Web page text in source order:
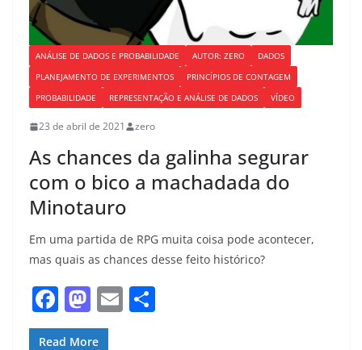
ANÁLISE DE DADOS E PROBABILIDADE AUTOR: ZERO
DADOS
PLANEJAMENTO DE EXPERIMENTOS
PRINCÍPIOS DE CONTAGEM
PROBABILIDADE
REPRESENTAÇÃO E ANÁLISE DE DADOS VÍDEO
23 de abril de 2021 zero
As chances da galinha segurar
com o bico a machadada do
Minotauro
Em uma partida de RPG muita coisa pode acontecer,
mas quais as chances desse feito histórico?
F
a
M
a
E
Read More